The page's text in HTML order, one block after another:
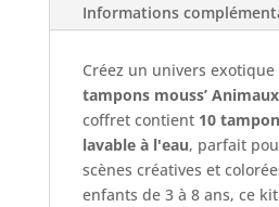
Informations
Créez un univers exotique
tampons mouss’
coffret contient 10
lavable à l'eau, parfait
scènes créatives et
enfants de 3 à 8 ans, ce